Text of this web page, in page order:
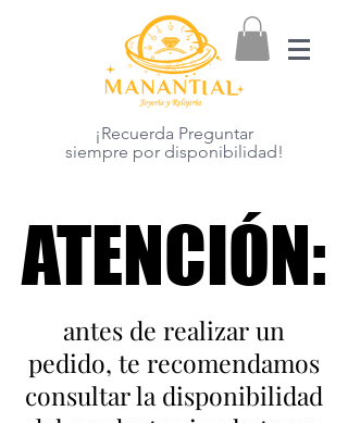
¡Recuerda Preguntar
siempre por disponibilidad!
ATENCIÓN:
ATENCIÓN:
antes de realizar un
pedido, te recomendamos
consultar la disponibilidad